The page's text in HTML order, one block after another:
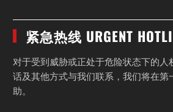
紧急热线 URGENT
对于受到威胁或正处于危险状态下的人
话及其他方式与我们联系，我们将在第
助。